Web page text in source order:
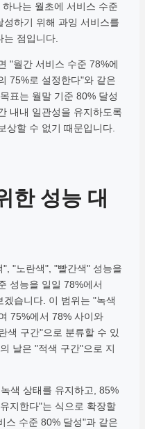
나는 월초에 서비스 수준
하기 위해 과잉 서비스를
는 점입니다.
"월간 서비스 수준 78%에
75%로 설정한다"와 같은
표는 월말 기준 80% 달성
내내 일관성을 유지하도록
상할 수 없기 때문입니다.
한 성능 대
"노란색", "빨간색" 성능을
성능을 일일 78%에서
습니다. 이 범위는 "녹색
75%에서 78% 사이와
색 구간"으로 분류할 수 있
날은 "적색 구간"으로 지
색 상태를 유지하고, 85%
지한다"는 식으로 확장할
스 수준 80% 달성"과 같은